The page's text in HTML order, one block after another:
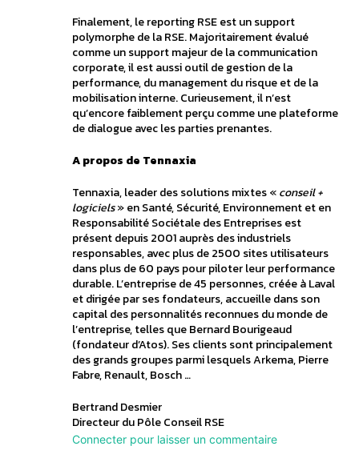
Finalement, le reporting RSE est un support
polymorphe de la RSE. Majoritairement évalué
comme un support majeur de la communication
corporate, il est aussi outil de gestion de la
performance, du management du risque et de la
mobilisation interne. Curieusement, il n’est
qu’encore faiblement perçu comme une plateforme
de dialogue avec les parties prenantes.
A propos de Tennaxia
Tennaxia, leader des solutions mixtes «conseil +
logiciels» en Santé, Sécurité, Environnement et en
Responsabilité Sociétale des Entreprises est
présent depuis 2001 auprès des industriels
responsables, avec plus de 2500 sites utilisateurs
dans plus de 60 pays pour piloter leur performance
durable. L’entreprise de 45 personnes, créée à Laval
et dirigée par ses fondateurs, accueille dans son
capital des personnalités reconnues du monde de
l’entreprise, telles que Bernard Bourigeaud
(fondateur d’Atos). Ses clients sont principalement
des grands groupes parmi lesquels Arkema, Pierre
Fabre, Renault, Bosch …
Bertrand Desmier
Directeur du Pôle Conseil RSE
Connecter pour laisser un commentaire